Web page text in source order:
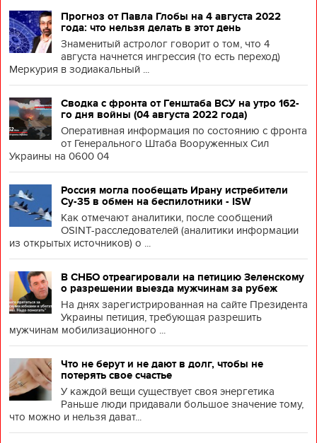
Прогноз от Павла Глобы на 4 августа 2022
года: что нельзя делать в этот день
Знаменитый астролог говорит о том, что 4
августа начнется ингрессия (то есть переход)
Меркурия в зодиакальный ...
Сводка с фронта от Генштаба ВСУ на утро 162-
го дня войны (04 августа 2022 года)
Оперативная информация по состоянию с фронта
от Генерального Штаба Вооруженных Сил
Украины на 0600 04
Россия могла пообещать Ирану истребители
Су-35 в обмен на беспилотники - ISW
Как отмечают аналитики, после сообщений
OSINT-расследователей (аналитики информации
из открытых источников) о ...
В СНБО отреагировали на петицию Зеленскому
о разрешении выезда мужчинам за рубеж
На днях зарегистрированная на сайте Президента
Украины петиция, требующая разрешить
мужчинам мобилизационного ...
Что не берут и не дают в долг, чтобы не
потерять свое счастье
У каждой вещи существует своя энергетика
Раньше люди придавали большое значение тому,
что можно и нельзя дават...